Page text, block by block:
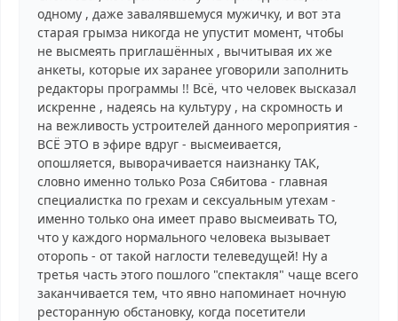
одному , даже завалявшемуся мужичку, и вот эта
старая грымза никогда не упустит момент, чтобы
не высмеять приглашённых , вычитывая их же
анкеты, которые их заранее уговорили заполнить
редакторы программы !! Всё, что человек высказал
искренне , надеясь на культуру , на скромность и
на вежливость устроителей данного мероприятия -
ВСЁ ЭТО в эфире вдруг - высмеивается,
опошляется, выворачивается наизнанку ТАК,
словно именно только Роза Сябитова - главная
специалистка по грехам и сексуальным утехам -
именно только она имеет право высмеивать ТО,
что у каждого нормального человека вызывает
оторопь - от такой наглости телеведущей! Ну а
третья часть этого пошлого "спектакля" чаще всего
заканчивается тем, что явно напоминает ночную
ресторанную обстановку, когда посетители